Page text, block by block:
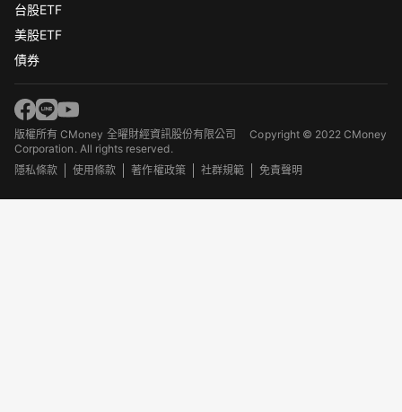
台股ETF
美股ETF
債券
版權所有 CMoney 全曜財經資訊股份有限公司Copyright © 2022 CMoney
Corporation. All rights reserved.
隱私條款
使用條款 著作權政策 社群規範 免責聲明